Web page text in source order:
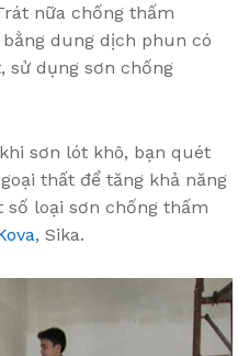
nữa chống thấm
dung dịch phun có
sử dụng sơn chống
sơn lót khô, bạn quét
thất để tăng khả năng
loại sơn chống thấm
, Sika.